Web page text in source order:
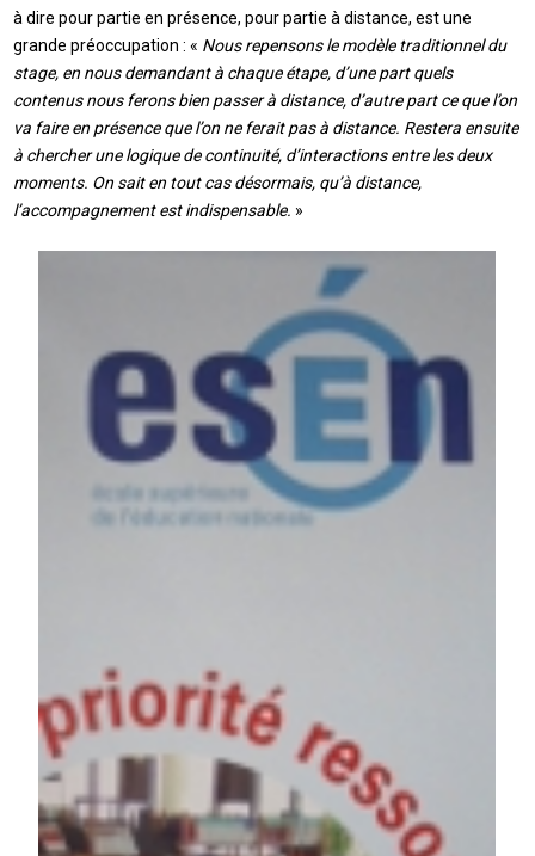
à dire pour partie en présence, pour partie à distance, est une
grande préoccupation : « Nous repensons le modèle traditionnel du
stage, en nous demandant à chaque étape, d’une part quels
contenus nous ferons bien passer à distance, d’autre part ce que l’on
va faire en présence que l’on ne ferait pas à distance. Restera ensuite
à chercher une logique de continuité, d’interactions entre les deux
moments. On sait en tout cas désormais, qu’à distance,
l’accompagnement est indispensable. »